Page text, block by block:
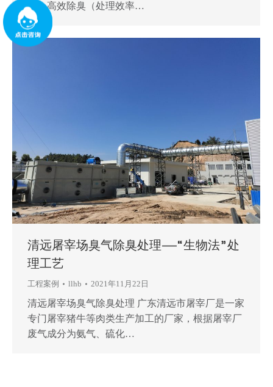
括：高效除臭（处理效率…
清远屠宰场臭气除臭处理——“生物法”处
理工艺
工程案例 llhb 2021年11月22日
清远屠宰场臭气除臭处理 广东清远市屠宰厂是一家
专门屠宰猪牛等肉类生产加工的厂家，根据屠宰厂
废气成分为氨气、硫化…